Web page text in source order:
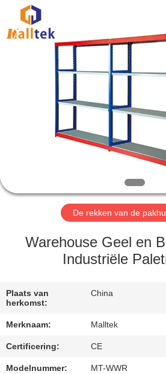
PRODUCTEN
VIDEOS
ONGEVEER
ONS
FABRIEKSREIS
CONTACTEER
ONS
NIEUWS
Malltek
Co.,Ltd..
All
De rekken van de
Warehouse Geel en
Industriële
Plaats van
herkomst:
China
Merknaam: Malltek
Certificering: CE
Modelnummer: MT-WWR